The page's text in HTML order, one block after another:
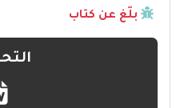
بلّغ عن كتاب